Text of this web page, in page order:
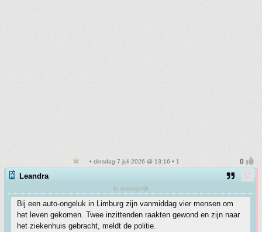
• dinsdag 7 juli 2026 @ 13:16 • 1
Leandra
Is onmogelijk
Bij een auto-ongeluk in Limburg zijn vanmiddag vier mensen om
het leven gekomen. Twee inzittenden raakten gewond en zijn naar
het ziekenhuis gebracht, meldt de politie.